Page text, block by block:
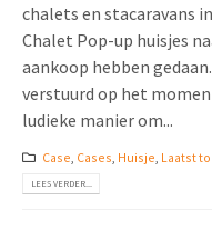
chalets en stacaravans
Chalet Pop-up huisjes
aankoop hebben
verstuurd op het
ludieke manier om...
Case, Cases, Huisje, Laatst
LEES VERDER...